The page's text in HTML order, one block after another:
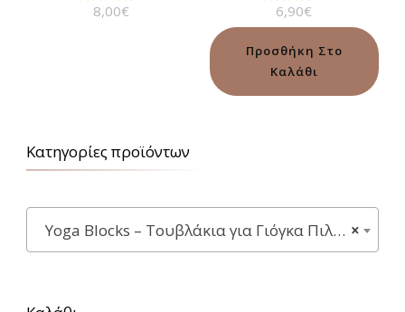
Βαθμολογήθηκε
8,00€
Βαθμολογήθηκε
από 5
6,90€
Προσθήκη Στο
Καλάθι
Κατηγορίες προϊόντων
×
Yoga Blocks – Τουβλάκια για Γιόγκα Πιλάτες